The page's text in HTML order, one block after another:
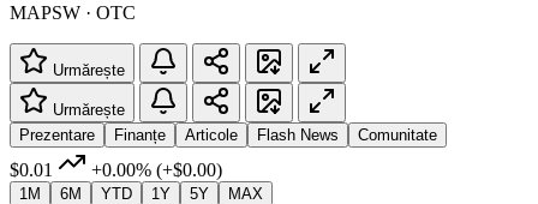
MAPSW · OTC
Urmărește
Urmărește
Prezentare
Finanțe Articole Flash News Comunitate
$0.01 +0.00% (+$0.00)
1M 6M YTD 1Y 5Y MAX